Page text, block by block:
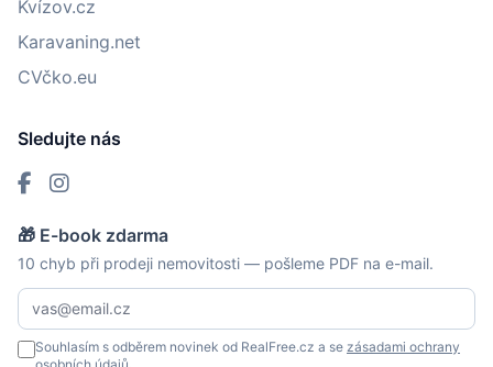
Kvízov.cz
Karavaning.net
CVčko.eu
Sledujte nás
🎁 E-book zdarma
10 chyb při prodeji nemovitosti — pošleme PDF na e-mail.
Souhlasím s odběrem novinek od RealFree.cz a se zásadami ochrany